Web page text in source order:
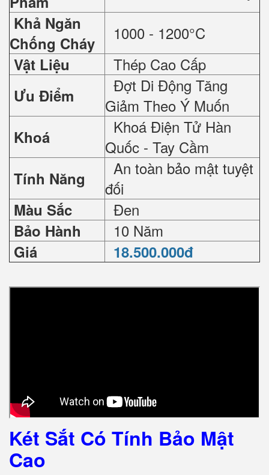
Khả Ngăn
Chống Cháy
1000 - 1200°C
Vật Liệu Thép Cao Cấp
Ưu Điểm
Đợt Di Động Tăng
Giảm Theo Ý Muốn
Khoá
Khoá Điện Tử Hàn
Quốc - Tay Cầm
Tính Năng
An toàn bảo mật tuyệt
đối
Màu Sắc Đen
Bảo Hành 10 Năm
Giá 18.500.000đ
Két Sắt Có Tính Bảo Mật
Cao